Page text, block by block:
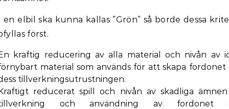
en elbil ska kunna kallas ”Grön” så borde dessa
först.
kraftig reducering av alla material och nivån av
material som används för att skapa fordonet
tillverkningsutrustningen.
reducerat spill och nivån av skadliga
och användning av fordonet